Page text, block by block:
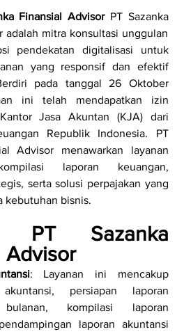
Finansial Advisor PT Sazanka
adalah mitra konsultasi unggulan
pendekatan digitalisasi untuk
yang responsif dan efektif
pada tanggal 26 Oktober
ini telah mendapatkan izin
Jasa Akuntan (KJA) dari
Republik Indonesia. PT
Advisor menawarkan layanan
laporan keuangan,
serta solusi perpajakan yang
kebutuhan bisnis.
PT Sazanka
Advisor
: Layanan ini mencakup
persiapan laporan
bulanan, kompilasi laporan
laporan akuntansi